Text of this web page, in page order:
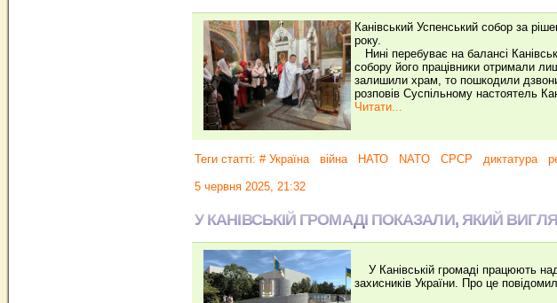
Канівський Успенський собор за
року.
Нині перебуває на балансі
собору його працівники отримали
залишили храм, то пошкодили
розповів Суспільному настоятель
Читати...
Теги статті: # Україна війна НАТО NATO СРСР диктатура
5 червня 2025, 21:32
У КАНІВСЬКІЙ ГРОМАДІ ПОКАЗАЛИ, ЯКИЙ
У Канівській громаді працюють
захисників України. Про це